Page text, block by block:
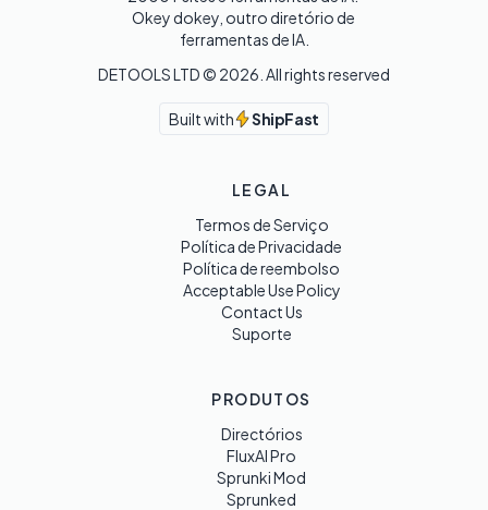
Okey dokey, outro diretório de
ferramentas de IA.
DETOOLS LTD © 2026 . All rights reserved
Built with ShipFast
LEGAL
Termos de Serviço
Política de Privacidade
Política de reembolso
Acceptable Use Policy
Contact Us
Suporte
PRODUTOS
Directórios
FluxAI Pro
Sprunki Mod
Sprunked